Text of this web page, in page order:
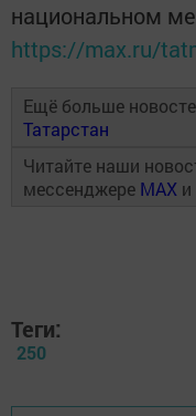
национальном
https://max.ru/
Ещё больше
Татарстан
Читайте наши
мессенджере MAX и
Теги:
250